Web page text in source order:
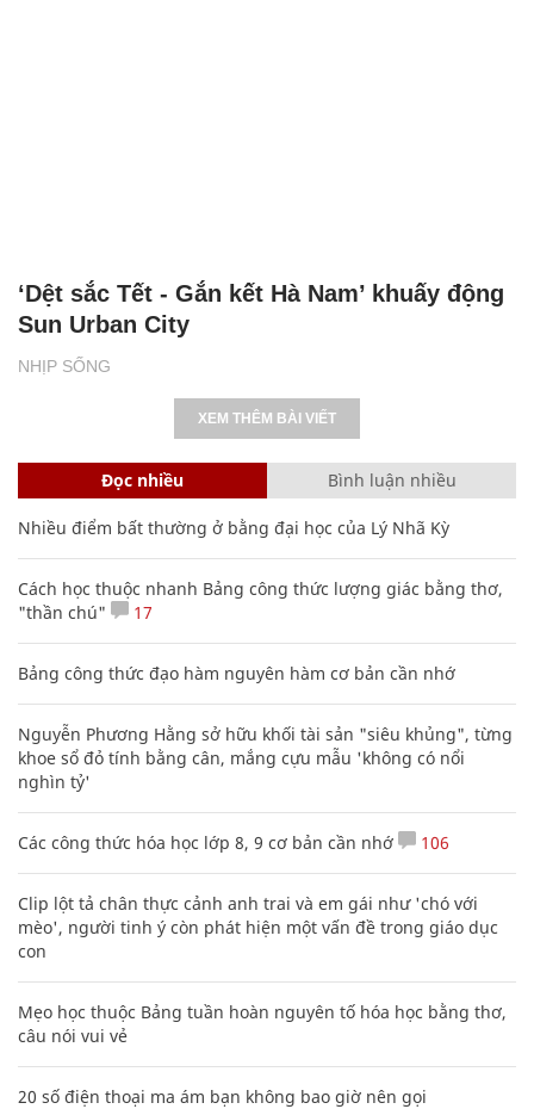
NHỊP SỐNG
‘Dệt sắc Tết - Gắn kết Hà Nam’ khuấy động
Sun Urban City
XEM THÊM BÀI VIẾT
Đọc nhiều Bình luận nhiều
Nhiều điểm bất thường ở bằng đại học của Lý Nhã Kỳ
Cách học thuộc nhanh Bảng công thức lượng giác bằng thơ,
"thần chú"
17
Bảng công thức đạo hàm nguyên hàm cơ bản cần nhớ
Nguyễn Phương Hằng sở hữu khối tài sản "siêu khủng", từng
khoe sổ đỏ tính bằng cân, mắng cựu mẫu 'không có nổi
nghìn tỷ'
Các công thức hóa học lớp 8, 9 cơ bản cần nhớ 106
Clip lột tả chân thực cảnh anh trai và em gái như 'chó với
mèo', người tinh ý còn phát hiện một vấn đề trong giáo dục
con
Mẹo học thuộc Bảng tuần hoàn nguyên tố hóa học bằng thơ,
câu nói vui vẻ
20 số điện thoại ma ám bạn không bao giờ nên gọi